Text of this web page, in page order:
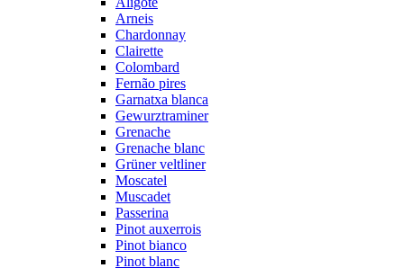
Arneis
Chardonnay
Clairette
Colombard
Fernão pires
Garnatxa blanca
Gewurztraminer
Grenache
Grenache blanc
Grüner veltliner
Moscatel
Muscadet
Passerina
Pinot auxerrois
Pinot bianco
Pinot blanc